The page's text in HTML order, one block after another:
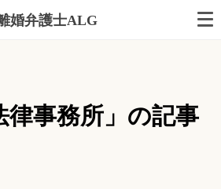
婚弁護士ALG
律事務所」の記事